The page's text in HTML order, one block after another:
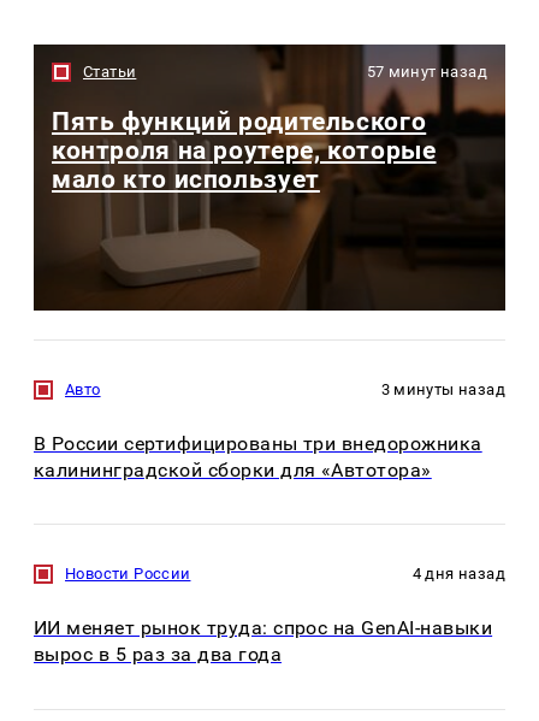
Статьи 57 минут назад
Пять функций родительского
контроля на роутере, которые
мало кто использует
Авто 3 минуты назад
В России сертифицированы три внедорожника
калининградской сборки для «Автотора»
Новости России 4 дня назад
ИИ меняет рынок труда: спрос на GenAI-навыки
вырос в 5 раз за два года